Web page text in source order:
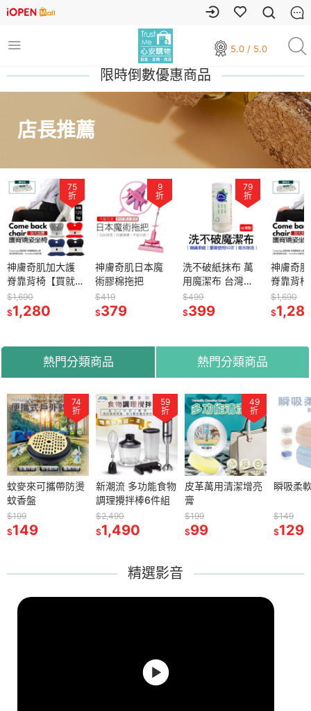
5.0 / 5.0
限時倒數優惠商品
店長推薦
75
折
神膚奇肌加大護
脊靠背椅【買就
送】脊椎矯正坐
椅 come back
chair 護腰坐墊 脊
護腰坐墊
$1,690
$1,280
9
折
神膚奇肌日本魔
術膠棉拖把
$419
$379
79
折
洗不破紙抹布 萬
用魔潔布 台灣製
40張/捲
$499
$399
神膚奇
脊靠背
送】脊
椅
chair 護
護腰坐墊
$1,690
$
熱門分類商品 熱門分類商品
74
折
蚊麥來可攜帶防燙
蚊香盤
$199
$149
59
折
新潮流 多功能食物
調理攪拌棒6件組
$2,490
$1,490
49
折
皮革萬用清潔增亮
膏
$199
$99
瞬吸柔
$149
$129
74
折
帶防燙
59
折
新潮流 多功能食物
調理攪拌棒6件組
49
折
皮革萬用清潔增亮
膏
86
瞬吸柔軟雲朵毛巾
精選影音